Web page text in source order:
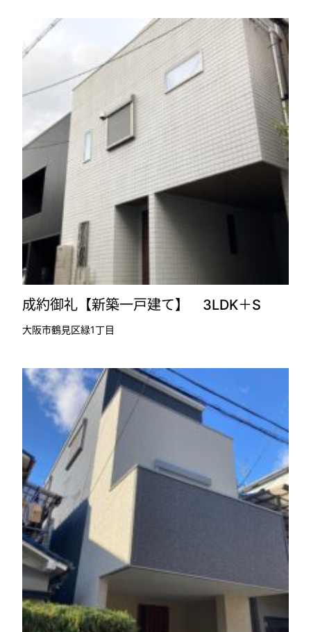
成約御礼【新築一戸建て】 3LDK＋S
大阪市鶴見区緑1丁目